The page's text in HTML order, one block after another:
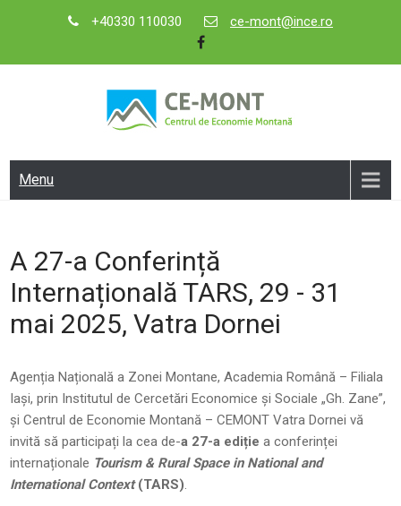
+40330 110030 ce-mont@ince.ro
CE-MONT
Menu
A 27-a Conferință
Internațională TARS, 29 - 31
mai 2025, Vatra Dornei
Agenția Națională a Zonei Montane, Academia Română – Filiala
Iași, prin Institutul de Cercetări Economice și Sociale „Gh. Zane”,
și Centrul de Economie Montană – CEMONT Vatra Dornei vă
invită să participați la cea de-a 27-a ediție a conferinței
internaționale Tourism & Rural Space in National and
International Context(TARS).